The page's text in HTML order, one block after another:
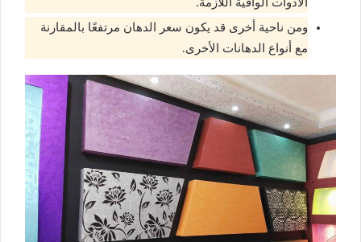
الأدوات الواقية اللازمة.
ومن ناحية أخرى قد يكون سعر الدهان مرتفعًا بالمقارنة
مع أنواع الدهانات الأخرى.